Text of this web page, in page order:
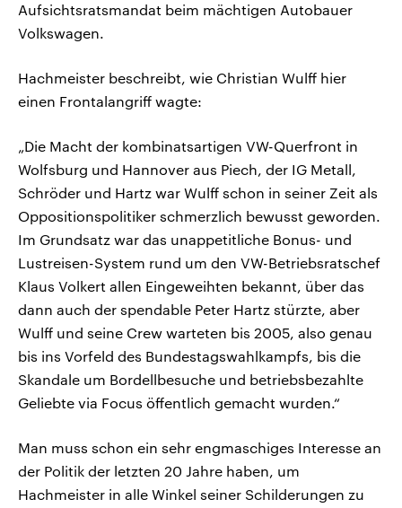
Aufsichtsratsmandat beim mächtigen Autobauer
Volkswagen.
Hachmeister beschreibt, wie Christian Wulff hier
einen Frontalangriff wagte:
„Die Macht der kombinatsartigen VW-Querfront in
Wolfsburg und Hannover aus Piech, der IG Metall,
Schröder und Hartz war Wulff schon in seiner Zeit als
Oppositionspolitiker schmerzlich bewusst geworden.
Im Grundsatz war das unappetitliche Bonus- und
Lustreisen-System rund um den VW-Betriebsratschef
Klaus Volkert allen Eingeweihten bekannt, über das
dann auch der spendable Peter Hartz stürzte, aber
Wulff und seine Crew warteten bis 2005, also genau
bis ins Vorfeld des Bundestagswahlkampfs, bis die
Skandale um Bordellbesuche und betriebsbezahlte
Geliebte via Focus öffentlich gemacht wurden.“
Man muss schon ein sehr engmaschiges Interesse an
der Politik der letzten 20 Jahre haben, um
Hachmeister in alle Winkel seiner Schilderungen zu